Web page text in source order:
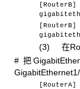
(3) 在
# 把